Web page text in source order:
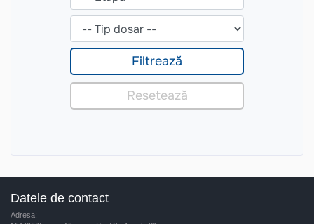
Datele de contact
Adresa: